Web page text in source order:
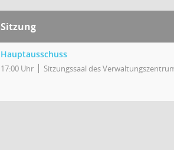
Sitzung
Hauptausschuss
17:00 Uhr Sitzungssaal des